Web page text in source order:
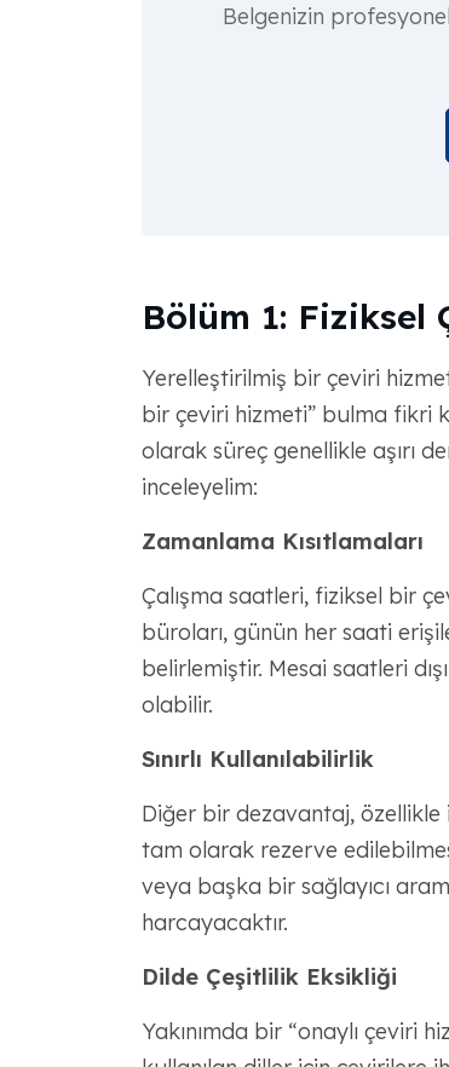
Belgenizin
Bölüm 1: Fiziksel
Yerelleştirilmiş bir çeviri
bir çeviri hizmeti” bulma fikri
olarak süreç genellikle aşırı
inceleyelim:
Zamanlama Kısıtlamaları
Çalışma saatleri, fiziksel bir
büroları, günün her saati
belirlemiştir. Mesai saatleri
olabilir.
Sınırlı Kullanılabilirlik
Diğer bir dezavantaj, özellikle
tam olarak rezerve
veya başka bir sağlayıcı
harcayacaktır.
Dilde Çeşitlilik Eksikliği
Yakınımda bir “onaylı çeviri